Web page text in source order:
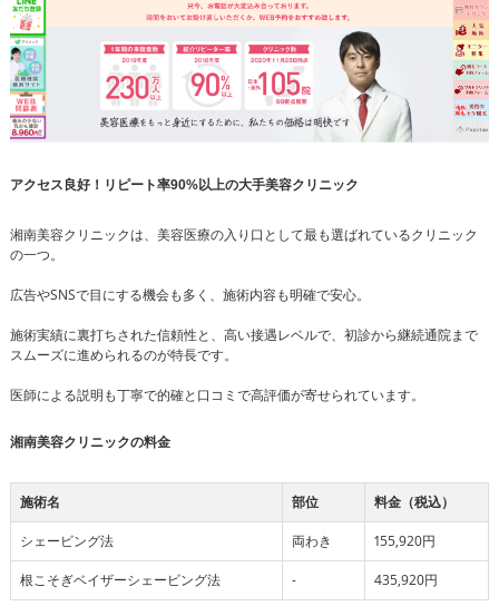
アクセス良好！リピート率90%以上の大手美容クリニック
湘南美容クリニックは、美容医療の入り口として最も選ばれているクリニック
の一つ。
広告やSNSで目にする機会も多く、施術内容も明確で安心。
施術実績に裏打ちされた信頼性と、高い接遇レベルで、初診から継続通院まで
スムーズに進められるのが特長です。
医師による説明も丁寧で的確と口コミで高評価が寄せられています。
湘南美容クリニックの料金
施術名 部位 料金（税込）
シェービング法 両わき 155,920円
根こそぎベイザーシェービング法 - 435,920円